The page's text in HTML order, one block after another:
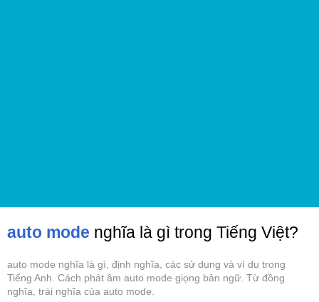
auto mode nghĩa là gì trong Tiếng Việt?
auto mode nghĩa là gì, định nghĩa, các sử dụng và ví dụ trong
Tiếng Anh. Cách phát âm auto mode giọng bản ngữ. Từ đồng
nghĩa, trái nghĩa của auto mode.